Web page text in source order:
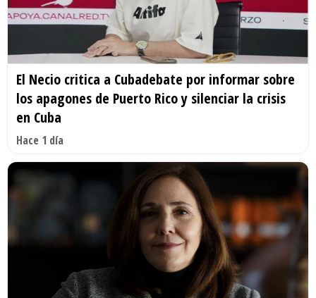
El Necio critica a Cubadebate por informar sobre
los apagones de Puerto Rico y silenciar la crisis
en Cuba
Hace 1 día